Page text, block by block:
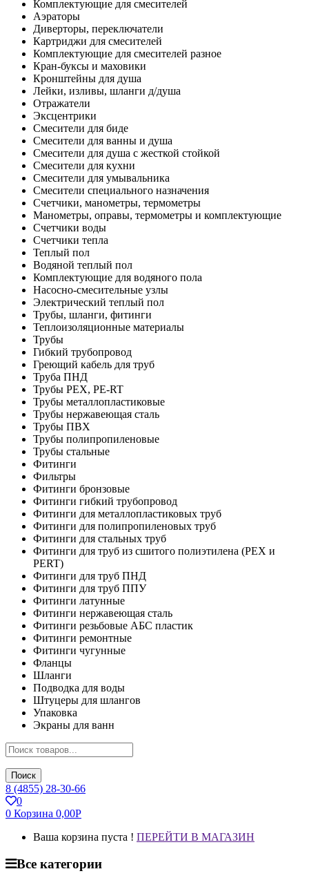
Комплектующие для смесителей
Аэраторы
Диверторы, переключатели
Картриджи для смесителей
Комплектующие для смесителей разное
Кран-буксы и маховики
Кронштейны для душа
Лейки, изливы, шланги д/душа
Отражатели
Эксцентрики
Смесители для биде
Смесители для ванны и душа
Смесители для душа с жесткой стойкой
Смесители для кухни
Смесители для умывальника
Смесители специального назначения
Счетчики, манометры, термометры
Манометры, оправы, термометры и комплектующие
Счетчики воды
Счетчики тепла
Теплый пол
Водяной теплый пол
Комплектующие для водяного пола
Насосно-смесительные узлы
Электрический теплый пол
Трубы, шланги, фитинги
Теплоизоляционные материалы
Трубы
Гибкий трубопровод
Греющий кабель для труб
Труба ПНД
Трубы PEX, PE-RT
Трубы металлопластиковые
Трубы нержавеющая сталь
Трубы ПВХ
Трубы полипропиленовые
Трубы стальные
Фитинги
Фильтры
Фитинги бронзовые
Фитинги гибкий трубопровод
Фитинги для металлопластиковых труб
Фитинги для полипропиленовых труб
Фитинги для стальных труб
Фитинги для труб из сшитого полиэтилена (PEX и
PERT)
Фитинги для труб ПНД
Фитинги для труб ППУ
Фитинги латунные
Фитинги нержавеющая сталь
Фитинги резьбовые АБС пластик
Фитинги ремонтные
Фитинги чугунные
Фланцы
Шланги
Подводка для воды
Штуцеры для шлангов
Упаковка
Экраны для ванн
Поиск
8 (4855) 28-30-66
0
0 Корзина 0,00Р
Ваша корзина пуста ! ПЕРЕЙТИ В МАГАЗИН
Все категории